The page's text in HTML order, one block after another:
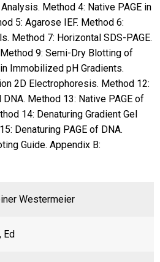
Method 4: Native PAGE in
5: Agarose IEF. Method 6:
Method 7: Horizontal SDS-PAGE.
9: Semi-Dry Blotting of
Immobilized pH Gradients.
2D Electrophoresis. Method 12:
Method 13: Native PAGE of
14: Denaturing Gradient Gel
Denaturing PAGE of DNA.
Guide. Appendix B:
Westermeier
Ed